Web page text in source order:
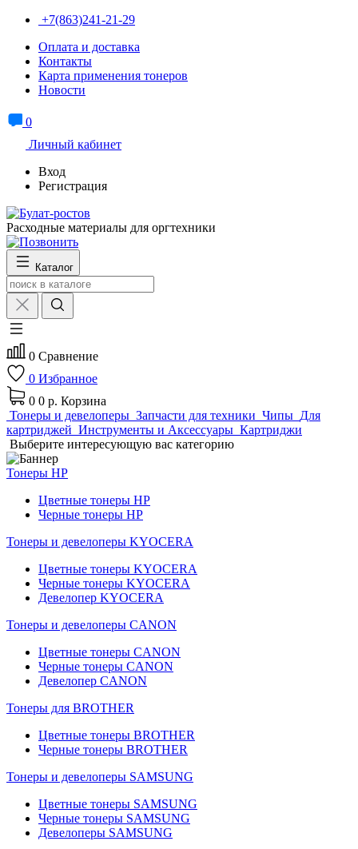
+7(863)241-21-29
Оплата и доставка
Контакты
Карта применения тонеров
Новости
0
Личный кабинет
Вход
Регистрация
Расходные материалы для оргтехники
Каталог
0 Сравнение
0 Избранное
0 0 р. Корзина
Тонеры и девелоперы Запчасти для техники Чипы Для
картриджей Инструменты и Аксессуары Картриджи
Выберите интересующую вас категорию
Тонеры HP
Цветные тонеры HP
Черные тонеры HP
Тонеры и девелоперы KYOCERA
Цветные тонеры KYOCERA
Черные тонеры KYOCERA
Девелопер KYOCERA
Тонеры и девелоперы CANON
Цветные тонеры CANON
Черные тонеры CANON
Девелопер CANON
Тонеры для BROTHER
Цветные тонеры BROTHER
Черные тонеры BROTHER
Тонеры и девелоперы SAMSUNG
Цветные тонеры SAMSUNG
Черные тонеры SAMSUNG
Девелоперы SAMSUNG